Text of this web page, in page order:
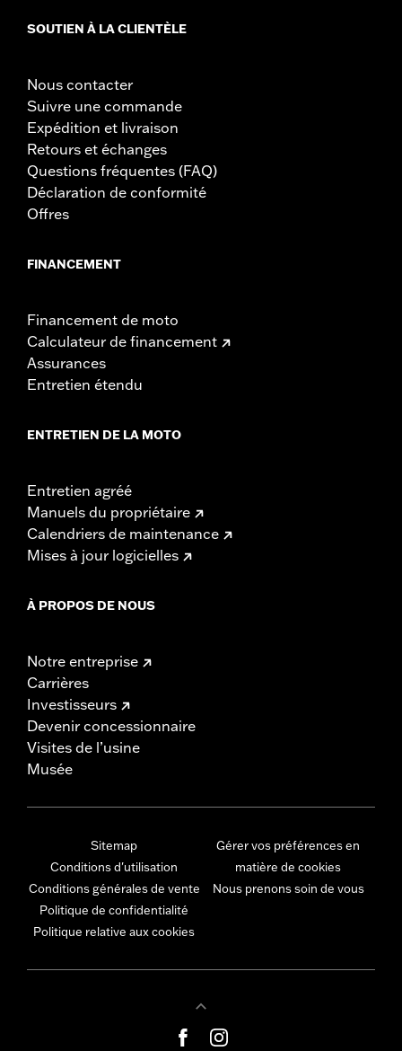
SOUTIEN À LA CLIENTÈLE
Nous contacter
Suivre une commande
Expédition et livraison
Retours et échanges
Questions fréquentes (FAQ)
Déclaration de conformité
Offres
FINANCEMENT
Financement de moto
Calculateur de financement
Assurances
Entretien étendu
ENTRETIEN DE LA MOTO
Entretien agréé
Manuels du propriétaire
Calendriers de maintenance
Mises à jour logicielles
À PROPOS DE NOUS
Notre entreprise
Carrières
Investisseurs
Devenir concessionnaire
Visites de l’usine
Musée
Sitemap
Conditions d'utilisation
Conditions générales de vente
Politique de confidentialité
Politique relative aux cookies
Gérer vos préférences en
matière de cookies
Nous prenons soin de vous